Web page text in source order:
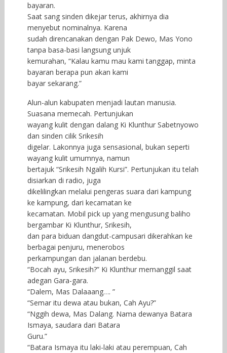
bayaran.
Saat sang sinden dikejar terus, akhirnya dia
menyebut nominalnya. Karena
sudah direncanakan dengan Pak Dewo, Mas Yono
tanpa basa-basi langsung unjuk
kemurahan, “Kalau kamu mau kami tanggap, minta
bayaran berapa pun akan kami
bayar sekarang.”
Alun-alun kabupaten menjadi lautan manusia.
Suasana memecah. Pertunjukan
wayang kulit dengan dalang Ki Klunthur Sabetnyowo
dan sinden cilik Srikesih
digelar. Lakonnya juga sensasional, bukan seperti
wayang kulit umumnya, namun
bertajuk “Srikesih Ngalih Kursi”. Pertunjukan itu telah
disiarkan di radio, juga
dikelilingkan melalui pengeras suara dari kampung
ke kampung, dari kecamatan ke
kecamatan. Mobil pick up yang mengusung baliho
bergambar Ki Klunthur, Srikesih,
dan para biduan dangdut-campusari dikerahkan ke
berbagai penjuru, menerobos
perkampungan dan jalanan berdebu.
“Bocah ayu, Srikesih?” Ki Klunthur memanggil saat
adegan Gara-gara.
“Dalem, Mas Dalaaang…. ”
“Semar itu dewa atau bukan, Cah Ayu?”
“Nggih dewa, Mas Dalang. Nama dewanya Batara
Ismaya, saudara dari Batara
Guru.”
“Batara Ismaya itu laki-laki atau perempuan, Cah